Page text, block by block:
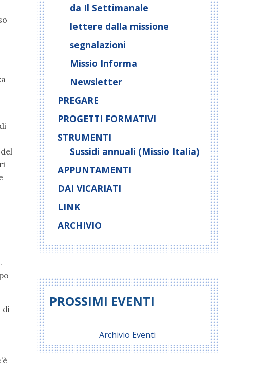
di
da Il Settimanale
lettere dalla missione
segnalazioni
Missio Informa
Newsletter
PREGARE
PROGETTI FORMATIVI
STRUMENTI
Sussidi annuali (Missio Italia)
APPUNTAMENTI
DAI VICARIATI
LINK
ARCHIVIO
PROSSIMI EVENTI
Archivio Eventi